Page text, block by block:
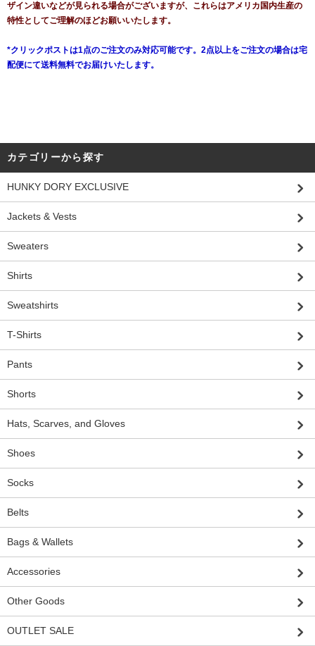
ザイン違いなどが見られる場合がございますが、これらはアメリカ国内生産の
特性としてご理解のほどお願いいたします。
*クリックポストは1点のご注文のみ対応可能です。2点以上をご注文の場合は宅
配便にて送料無料でお届けいたします。
カテゴリーから探す
HUNKY DORY EXCLUSIVE
Jackets & Vests
Sweaters
Shirts
Sweatshirts
T-Shirts
Pants
Shorts
Hats, Scarves, and Gloves
Shoes
Socks
Belts
Bags & Wallets
Accessories
Other Goods
OUTLET SALE